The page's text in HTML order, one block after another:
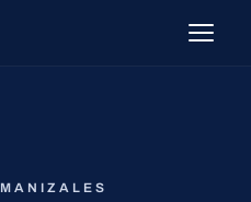
MANIZALES